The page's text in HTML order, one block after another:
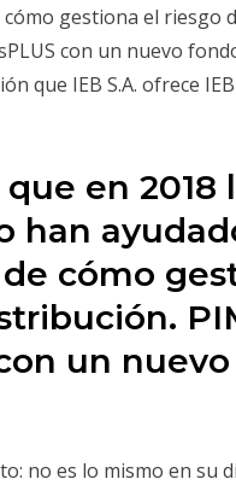
gestiona el riesgo
con un nuevo
que IEB S.A. ofrece IEB
que en 2018
han
cómo
un
no es lo mismo en su